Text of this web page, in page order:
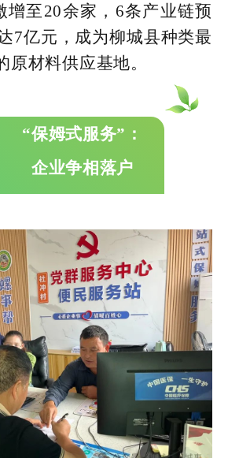
增至20余家，6条产业链预
7亿元，成为柳城县种类最
原材料供应基地。
“保姆式服务”：
企业争相落户